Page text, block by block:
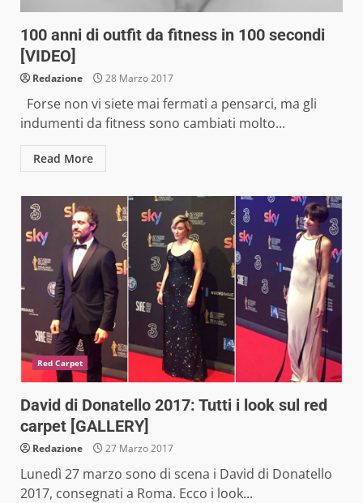
100 anni di outfit da fitness in 100 secondi
[VIDEO]
Redazione 28 Marzo 2017
Forse non vi siete mai fermati a pensarci, ma gli
indumenti da fitness sono cambiati molto...
Read More
Red Carpet
David di Donatello 2017: Tutti i look sul red
carpet [GALLERY]
Redazione 27 Marzo 2017
Lunedì 27 marzo sono di scena i David di Donatello
2017, consegnati a Roma. Ecco i look...